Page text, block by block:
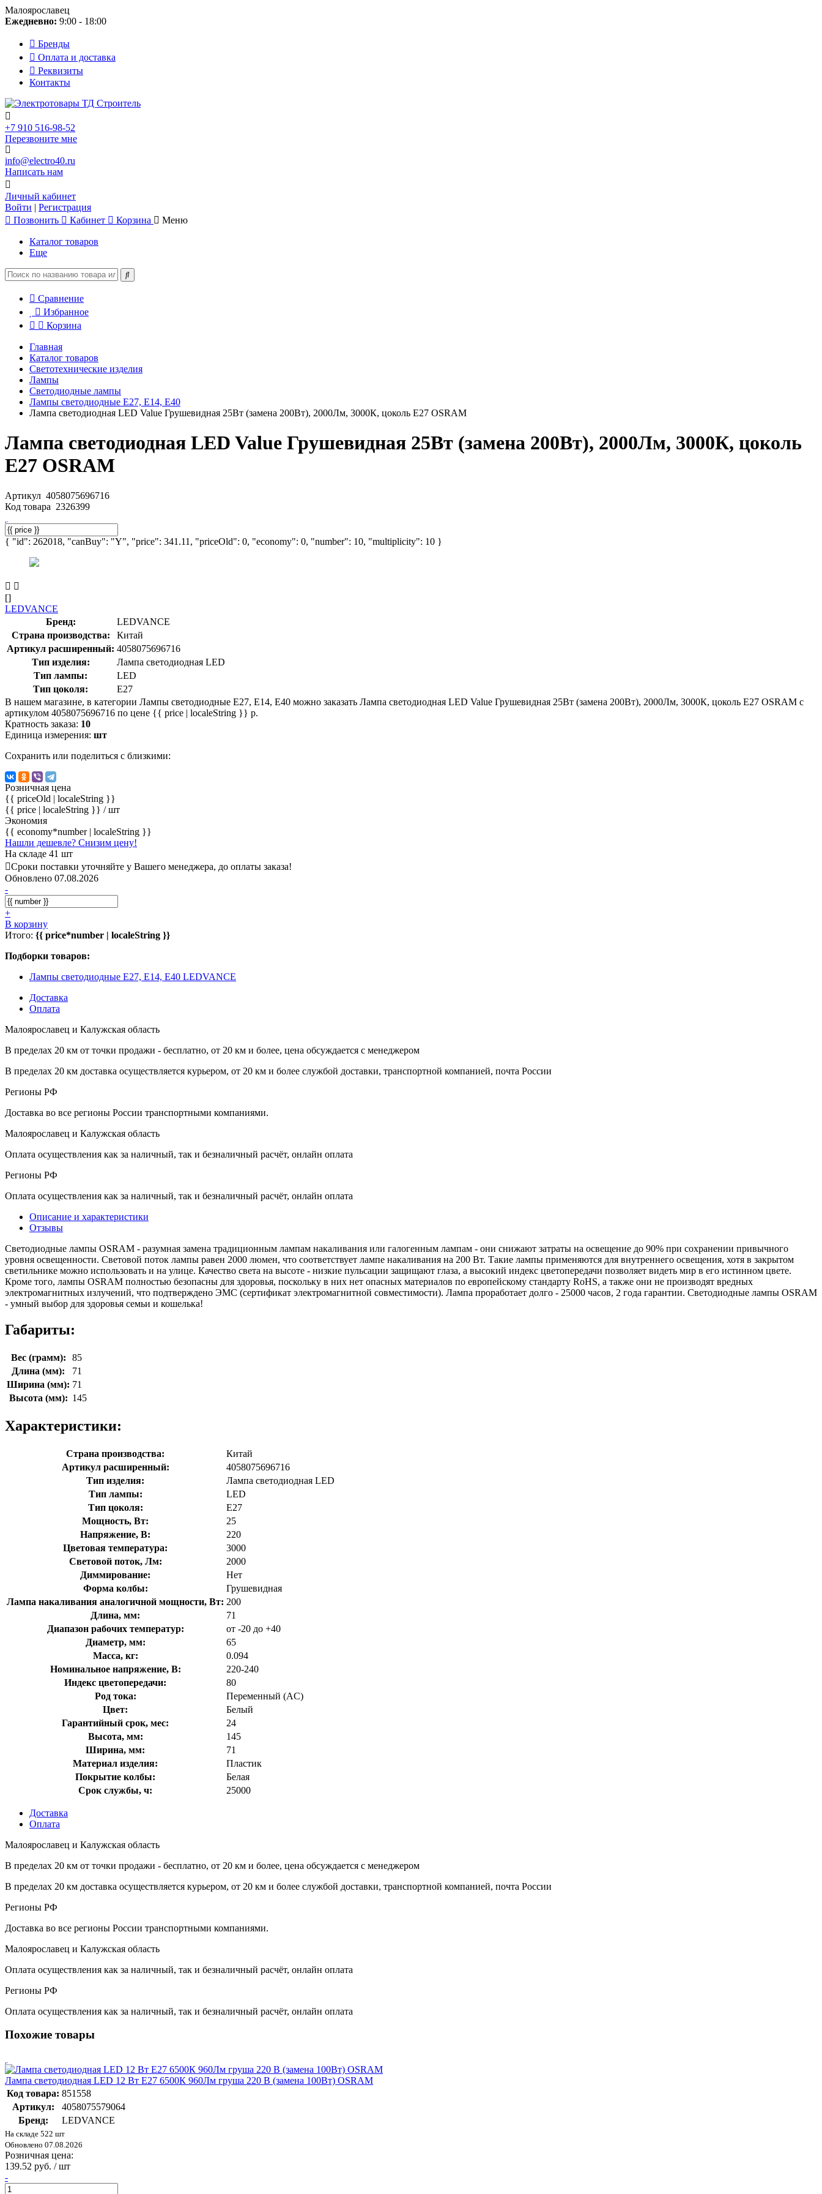
Малоярославец
Ежедневно: 9:00 - 18:00
Бренды
Оплата и доставка
Реквизиты
Контакты
+7 910 516-98-52
Перезвоните мне
info@electro40.ru
Написать нам
Личный кабинет
Войти | Регистрация
Позвонить
Кабинет Корзина Меню
Каталог товаров
Еще
Сравнение
Избранное
Корзина
Главная
Каталог товаров
Светотехнические изделия
Лампы
Светодиодные лампы
Лампы светодиодные E27, E14, E40
Лампа светодиодная LED Value Грушевидная 25Вт (замена 200Вт), 2000Лм, 3000К, цоколь E27 OSRAM
Лампа светодиодная LED Value Грушевидная 25Вт (замена 200Вт), 2000Лм, 3000К, цоколь
E27 OSRAM
Артикул 4058075696716
Код товара 2326399
{ "id": 262018, "canBuy": "Y", "price": 341.11, "priceOld": 0, "economy": 0, "number": 10, "multiplicity": 10 }
[]
LEDVANCE
Бренд:
LEDVANCE
Страна производства:
Китай
Артикул расширенный: 4058075696716
Тип изделия:
Лампа светодиодная LED
Тип лампы:
LED
Тип цоколя:
E27
В нашем магазине, в категории Лампы светодиодные E27, E14, E40 можно заказать Лампа светодиодная LED Value Грушевидная 25Вт (замена 200Вт), 2000Лм, 3000К, цоколь E27 OSRAM с
артикулом 4058075696716 по цене {{ price | localeString }} р.
Кратность заказа: 10
Единица измерения: шт
Сохранить или поделиться с близкими:
Розничная цена
{{ priceOld | localeString }}
{{ price | localeString }} / шт
Экономия
{{ economy*number | localeString }}
Нашли дешевле? Снизим цену!
На складе 41 шт
Сроки поставки уточняйте у Вашего менеджера, до оплаты заказа!
Обновлено 07.08.2026
-
+
В корзину
Итого: {{ price*number | localeString }}
Подборки товаров:
Лампы светодиодные E27, E14, E40 LEDVANCE
Доставка
Оплата
Малоярославец и Калужская область
В пределах 20 км от точки продажи - бесплатно, от 20 км и более, цена обсуждается с менеджером
В пределах 20 км доставка осуществляется курьером, от 20 км и более службой доставки, транспортной компанией, почта России
Регионы РФ
Доставка во все регионы России транспортными компаниями.
Малоярославец и Калужская область
Оплата осуществления как за наличный, так и безналичный расчёт, онлайн оплата
Регионы РФ
Оплата осуществления как за наличный, так и безналичный расчёт, онлайн оплата
Описание и характеристики
Отзывы
Светодиодные лампы OSRAM - разумная замена традиционным лампам накаливания или галогенным лампам - они снижают затраты на освещение до 90% при сохранении привычного
уровня освещенности. Световой поток лампы равен 2000 люмен, что соответствует лампе накаливания на 200 Вт. Такие лампы применяются для внутреннего освещения, хотя в закрытом
светильнике можно использовать и на улице. Качество света на высоте - низкие пульсации защищают глаза, а высокий индекс цветопередачи позволяет видеть мир в его истинном цвете.
Кроме того, лампы OSRAM полностью безопасны для здоровья, поскольку в них нет опасных материалов по европейскому стандарту RoHS, а также они не производят вредных
электромагнитных излучений, что подтверждено ЭМС (сертификат электромагнитной совместимости). Лампа проработает долго - 25000 часов, 2 года гарантии. Светодиодные лампы OSRAM
- умный выбор для здоровья семьи и кошелька!
Габариты:
Вес (грамм):
85
Длина (мм):
71
Ширина (мм): 71
Высота (мм): 145
Характеристики:
Страна производства:
Китай
Артикул расширенный:
4058075696716
Тип изделия:
Лампа светодиодная LED
Тип лампы:
LED
Тип цоколя:
E27
Мощность, Вт:
25
Напряжение, В:
220
Цветовая температура:
3000
Световой поток, Лм:
2000
Диммирование:
Нет
Форма колбы:
Грушевидная
Лампа накаливания аналогичной мощности, Вт: 200
Длина, мм:
71
Диапазон рабочих температур:
от -20 до +40
Диаметр, мм:
65
Масса, кг:
0.094
Номинальное напряжение, В:
220-240
Индекс цветопередачи:
80
Род тока:
Переменный (AC)
Цвет:
Белый
Гарантийный срок, мес:
24
Высота, мм:
145
Ширина, мм:
71
Материал изделия:
Пластик
Покрытие колбы:
Белая
Срок службы, ч:
25000
Доставка
Оплата
Малоярославец и Калужская область
В пределах 20 км от точки продажи - бесплатно, от 20 км и более, цена обсуждается с менеджером
В пределах 20 км доставка осуществляется курьером, от 20 км и более службой доставки, транспортной компанией, почта России
Регионы РФ
Доставка во все регионы России транспортными компаниями.
Малоярославец и Калужская область
Оплата осуществления как за наличный, так и безналичный расчёт, онлайн оплата
Регионы РФ
Оплата осуществления как за наличный, так и безналичный расчёт, онлайн оплата
Похожие товары
Лампа светодиодная LED 12 Вт E27 6500К 960Лм груша 220 В (замена 100Вт) OSRAM
Код товара: 851558
Артикул:
4058075579064
Бренд:
LEDVANCE
На складе 522 шт
Обновлено 07.08.2026
Розничная цена:
139.52 руб. / шт
-